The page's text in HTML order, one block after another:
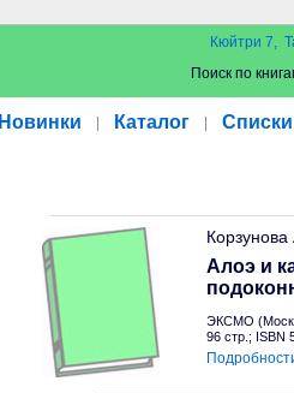
Кюйтри 7,
Поиск по
Новинки Каталог Списки
Алоэ и
ЭКСМО
96 стр.; ISBN